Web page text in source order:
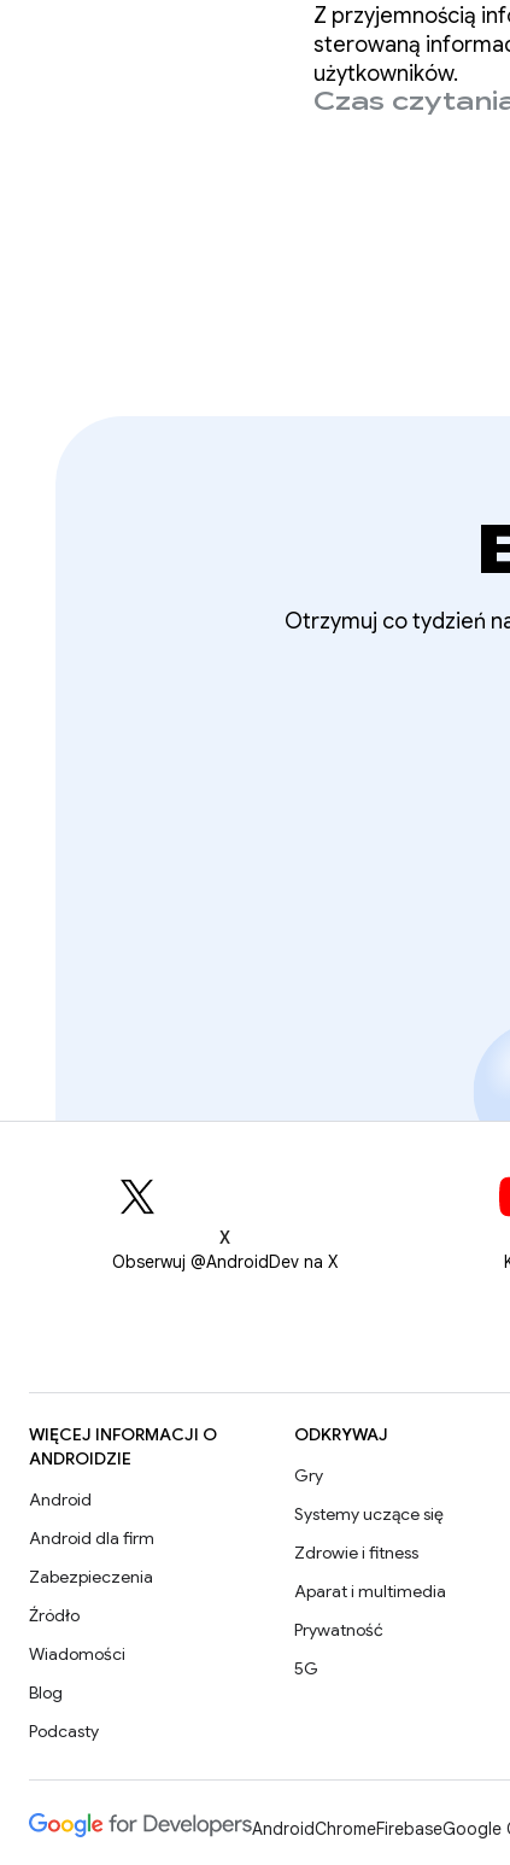
Z przyjemnością
sterowaną
użytkowników.
Czas
Otrzymuj co tydzień
X
Obserwuj @AndroidDev na X
WIĘCEJ INFORMACJI O
ANDROIDZIE
Android
Android dla firm
Zabezpieczenia
Źródło
Wiadomości
Blog
Podcasty
ODKRYWAJ
Gry
Systemy uczące się
Zdrowie i fitness
Aparat i multimedia
Prywatność
5G
AndroidChromeFirebaseGoogle